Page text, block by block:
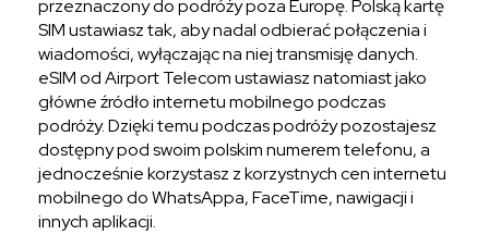
przeznaczony do podróży poza Europę. Polską kartę
SIM ustawiasz tak, aby nadal odbierać połączenia i
wiadomości, wyłączając na niej transmisję danych.
eSIM od Airport Telecom ustawiasz natomiast jako
główne źródło internetu mobilnego podczas
podróży. Dzięki temu podczas podróży pozostajesz
dostępny pod swoim polskim numerem telefonu, a
jednocześnie korzystasz z korzystnych cen internetu
mobilnego do WhatsAppa, FaceTime, nawigacji i
innych aplikacji.